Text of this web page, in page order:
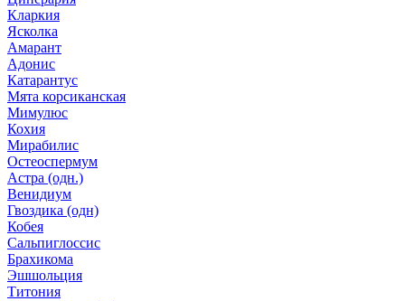
Кларкия
Ясколка
Амарант
Адонис
Катарантус
Мята корсиканская
Мимулюс
Кохия
Мирабилис
Остеоспермум
Астра (одн.)
Венидиум
Гвоздика (одн)
Кобея
Сальпиглоссис
Брахикома
Эшшольция
Титония